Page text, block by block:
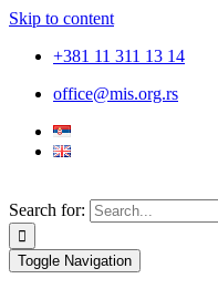
Skip to content
+381 11 311 13 14
office@mis.org.rs
Search for:
Toggle Navigation